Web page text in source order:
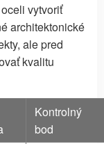
vytvoriť
architektonické
ale pred
kvalitu
Kontrolný
bod